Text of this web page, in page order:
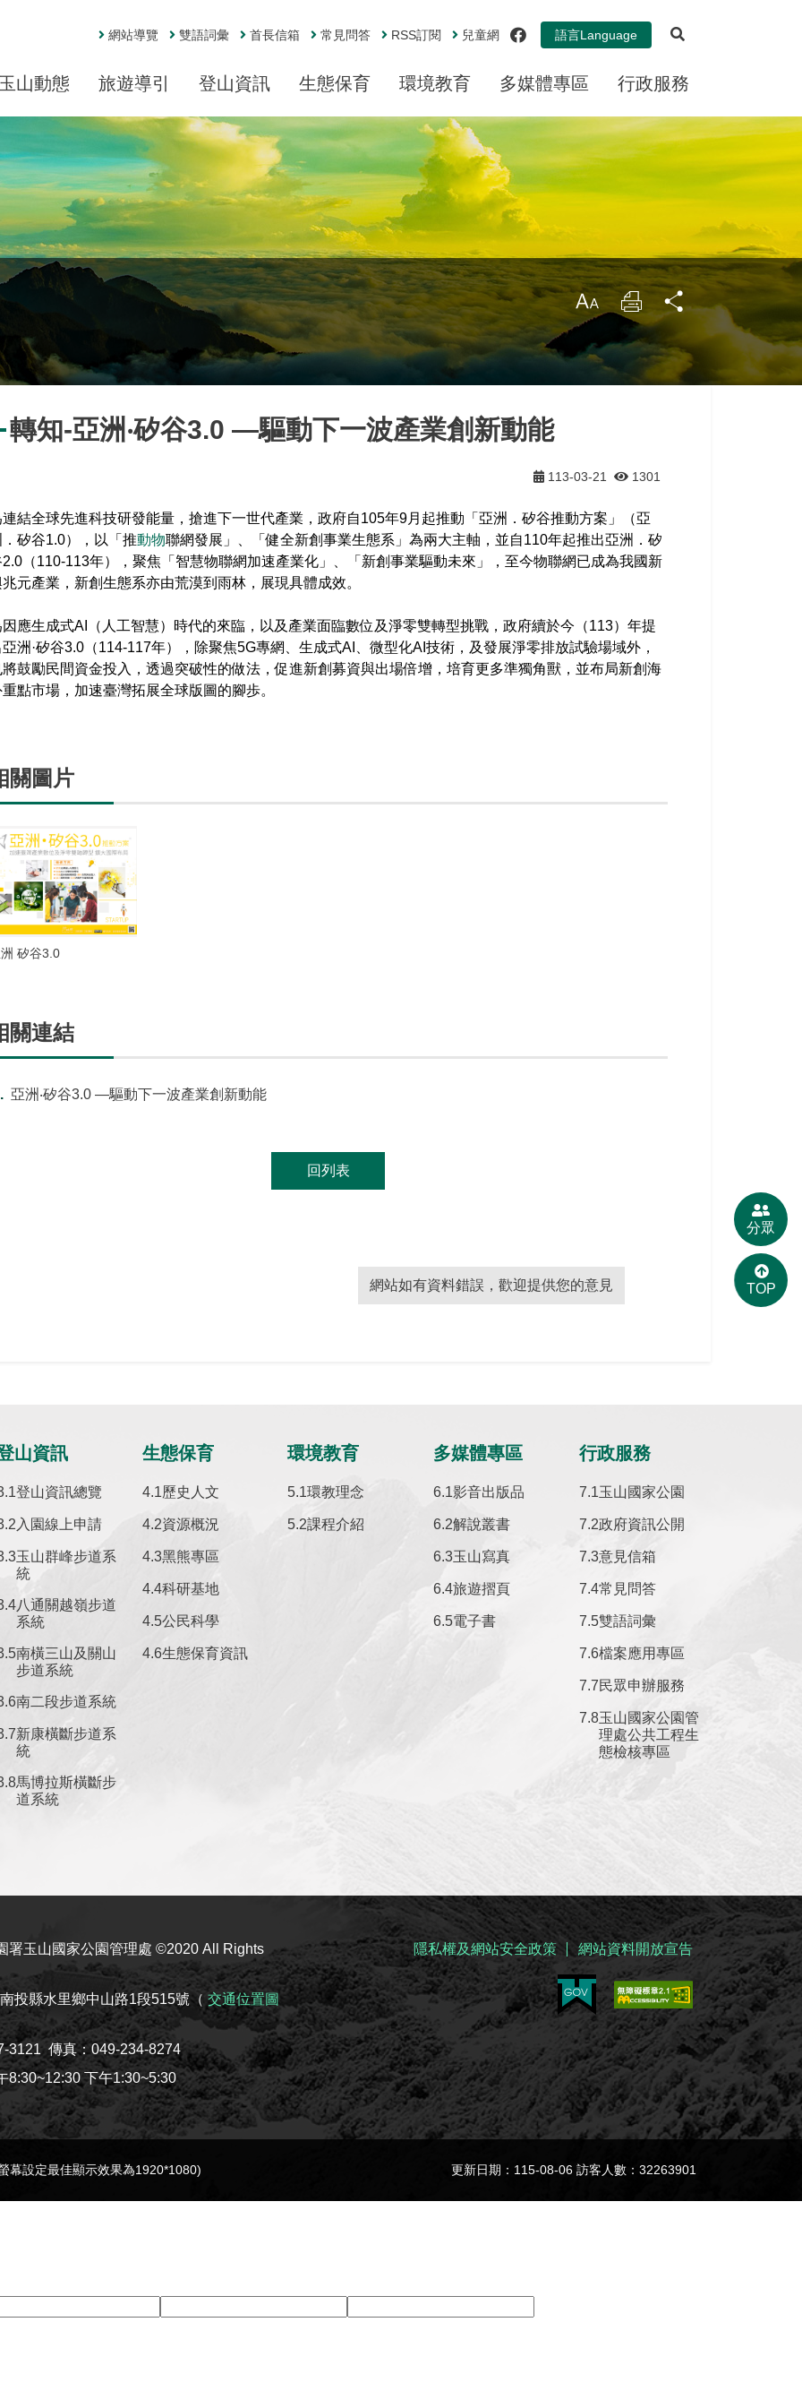
網站導覽 雙語詞彙 首長信箱 常見問答 RSS訂閱 兒童網 facebook
語言Language
山動態 旅遊導引 登山資訊 生態保育 環境教育 多媒體專區 行政服務
大 列
轉知-亞洲‧矽谷3.0 —驅動下一波產業創新動能
113-03-21 1301
連結全球先進科技研發能量，搶進下一世代產業，政府自105年9月起推動「亞洲．矽谷推動方案」（亞
．矽谷1.0），以「推動物聯網發展」、「健全新創事業生態系」為兩大主軸，並自110年起推出亞洲．矽
2.0（110-113年），聚焦「智慧物聯網加速產業化」、「新創事業驅動未來」，至今物聯網已成為我國新
元產業，新創生態系亦由荒漠到雨林，展現具體成效。
因應生成式AI（人工智慧）時代的來臨，以及產業面臨數位及淨零雙轉型挑戰，政府續於今（113）年提
洲·矽谷3.0（114-117年），除聚焦5G專網、生成式AI、微型化AI技術，及發展淨零排放試驗場域外，
將鼓勵民間資金投入，透過突破性的做法，促進新創募資與出場倍增，培育更多準獨角獸，並布局新創海
點市場，加速臺灣拓展全球版圖的腳歩。
關圖片
矽谷3.0
關連結
亞洲‧矽谷3.0 —驅動下一波產業創新動能
回列表
網站如有資料錯誤，歡迎提供您的意見
山資訊
登山資訊總覽
入園線上申請
玉山群峰步道系
統
八通關越嶺步道
系統
南橫三山及關山
步道系統
南二段步道系統
新康橫斷步道系
統
馬博拉斯橫斷步
道系統
生態保育
歷史人文
資源概況
黑熊專區
科研基地
公民科學
生態保育資訊
環境教育
環教理念
課程介紹
多媒體專區
影音出版品
解說叢書
玉山寫真
旅遊摺頁
電子書
行政服務
玉山國家公園
政府資訊公開
意見信箱
常見問答
雙語詞彙
檔案應用專區
民眾申辦服務
玉山國家公園管
理處公共工程生
態檢核專區
署玉山國家公園管理處 ©2020 All Rights
投縣水里鄉中山路1段515號（ 交通位置圖
3121 傳真：049-234-8274
8:30~12:30 下午1:30~5:30
隱私權及網站安全政策 網站資料開放宣告
幕設定最佳顯示效果為1920*1080) 更新日期：115-08-06 訪客人數：32263901
分眾
TOP